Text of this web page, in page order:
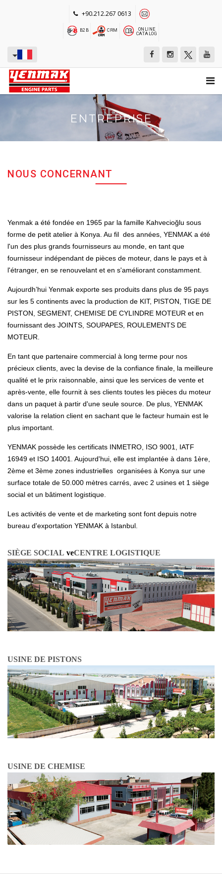
+90.212.267 0613
B2B CRM
ONLINE
CATALOG
ENTREPRISE
NOUS CONCERNANT
Yenmak a été fondée en 1965 par la famille Kahvecioğlu sous
forme de petit atelier à Konya. Au fil des années, YENMAK a été
l'un des plus grands fournisseurs au monde, en tant que
fournisseur indépendant de pièces de moteur, dans le pays et à
l'étranger, en se renouvelant et en s'améliorant constamment.
Aujourdh’hui Yenmak exporte ses produits dans plus de 95 pays
sur les 5 continents avec la production de KIT, PISTON, TIGE DE
PISTON, SEGMENT, CHEMISE DE CYLINDRE MOTEUR et en
fournissant des JOINTS, SOUPAPES, ROULEMENTS DE
MOTEUR.
En tant que partenaire commercial à long terme pour nos
précieux clients, avec la devise de la confiance finale, la meilleure
qualité et le prix raisonnable, ainsi que les services de vente et
après-vente, elle fournit à ses clients toutes les pièces du moteur
dans un paquet à partir d'une seule source. De plus, YENMAK
valorise la relation client en sachant que le facteur humain est le
plus important.
YENMAK possède les certificats INMETRO, ISO 9001, IATF
16949 et ISO 14001. Aujourd'hui, elle est implantée à dans 1ère,
2ème et 3ème zones industrielles organisées à Konya sur une
surface totale de 50.000 mètres carrés, avec 2 usines et 1 siège
social et un bâtiment logistique.
Les activités de vente et de marketing sont font depuis notre
bureau d'exportation YENMAK à Istanbul.
SIÈGE SOCIAL veCENTRE LOGISTIQUE
USINE DE PISTONS
USINE DE CHEMISE